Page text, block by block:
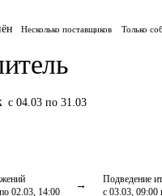
Несколько поставщиков Только
с 04.03 по 31.03
02.03, 14:00
Подведение
с 03.03, 09:00